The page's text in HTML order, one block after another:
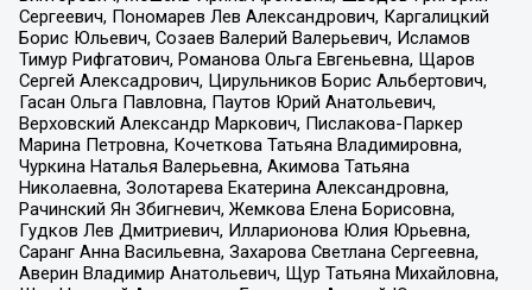
Сергеевич, Пономарев Лев Александрович, Каргалицкий
Борис Юльевич, Созаев Валерий Валерьевич, Исламов
Тимур Рифгатович, Романова Ольга Евгеньевна, Щаров
Сергей Алексадрович, Цирульников Борис Альбертович,
Гасан Ольга Павловна, Паутов Юрий Анатольевич,
Верховский Александр Маркович, Пислакова-Паркер
Марина Петровна, Кочеткова Татьяна Владимировна,
Чуркина Наталья Валерьевна, Акимова Татьяна
Николаевна, Золотарева Екатерина Александровна,
Рачинский Ян Збигневич, Жемкова Елена Борисовна,
Гудков Лев Дмитриевич, Илларионова Юлия Юрьевна,
Саранг Анна Васильевна, Захарова Светлана Сергеевна,
Аверин Владимир Анатольевич, Щур Татьяна Михайловна,